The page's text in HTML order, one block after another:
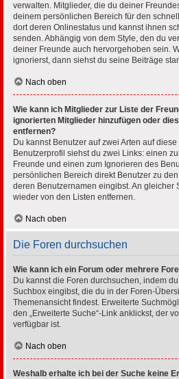
verwalten. Mitglieder, die du deiner
deinem persönlichen Bereich für den
dort deren Onlinestatus und kannst ihnen
senden. Abhängig von dem Style, den du
deiner Freunde auch hervorgehoben sein.
ignorierst, dann siehst du seine Beiträge
Nach oben
Wie kann ich Mitglieder zur Liste der
ignorierten Mitglieder hinzufügen oder
entfernen?
Du kannst Benutzer auf zwei Arten auf
Benutzerprofil siehst du zwei Links: einen
Freunde und einen zum Ignorieren des
persönlichen Bereich direkt Benutzer zu
deren Benutzernamen eingibst. An gleicher
wieder von den Listen entfernen.
Nach oben
Die Foren durchsuchen
Wie kann ich ein Forum oder mehrere
Du kannst die Foren durchsuchen, indem
Suchbox eingibst, die du in der Foren-
Themenansicht findest. Erweiterte
den „Erweiterte Suche“-Link anklickst, der
verfügbar ist.
Nach oben
Weshalb erhalte ich bei der Suche keine